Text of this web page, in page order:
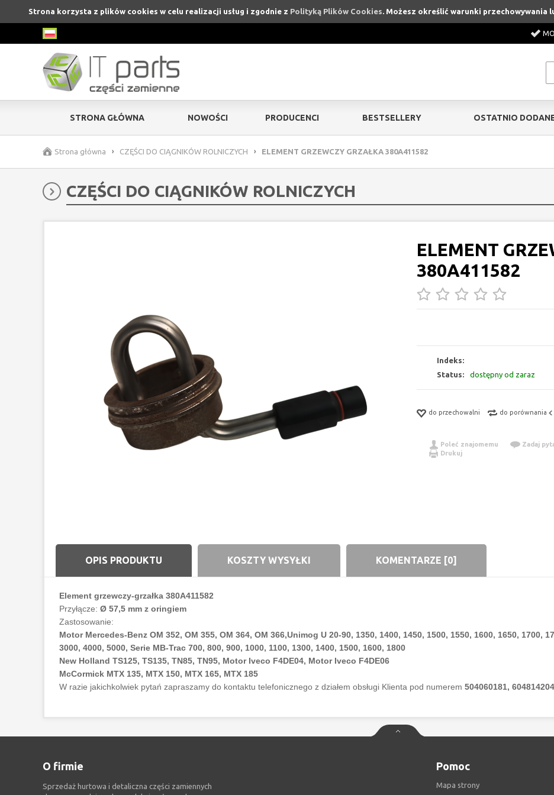
Strona korzysta z plików cookies w celu realizacji usług i zgodnie z Polityką Plików Cookies. Możesz określić warunki przechowywania
STRONA GŁÓWNA NOWOŚCI PRODUCENCI BESTSELLERY OSTATNIO
Strona główna › CZĘŚCI DO CIĄGNIKÓW ROLNICZYCH › ELEMENT GRZEWCZY GRZAŁKA 380A411582
CZĘŚCI DO CIĄGNIKÓW ROLNICZYCH
ELEMENT
380A411582
Indeks:
Status:
dostępny od zaraz
do przechowalni do porównania
Poleć znajomemu Zadaj
Drukuj
OPIS PRODUKTU KOSZTY WYSYŁKI KOMENTARZE [0]
Element grzewczy-grzałka 380A411582
Przyłącze: Ø 57,5 mm z oringiem
Zastosowanie:
Motor Mercedes-Benz OM 352, OM 355, OM 364, OM 366,Unimog U 20-90, 1350, 1400, 1450, 1500, 1550, 1600, 1650, 1700,
3000, 4000, 5000, Serie MB-Trac 700, 800, 900, 1000, 1100, 1300, 1400, 1500, 1600, 1800
New Holland TS125, TS135, TN85, TN95, Motor Iveco F4DE04, Motor Iveco F4DE06
McCormick MTX 135, MTX 150, MTX 165, MTX 185
W razie jakichkolwiek pytań zapraszamy do kontaktu telefonicznego z działem obsługi Klienta pod numerem 504060181, 604814204
Pomoc
Mapa strony
O firmie
Sprzedaż hurtowa i detaliczna części zamiennych